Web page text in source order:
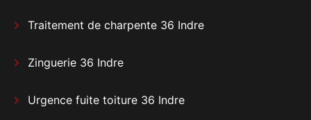
Traitement de charpente 36 Indre
Zinguerie 36 Indre
Urgence fuite toiture 36 Indre